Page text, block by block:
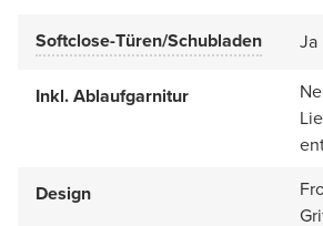
Softclose-Türen/Schubladen Ja
Inkl. Ablaufgarnitur
Design